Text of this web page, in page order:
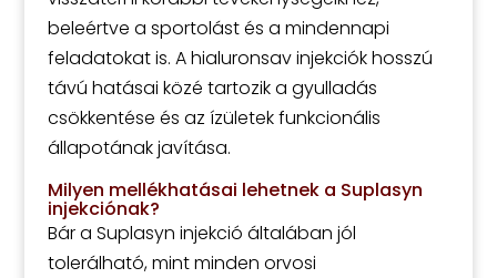
beleértve a sportolást és a mindennapi
feladatokat is. A hialuronsav injekciók hosszú
távú hatásai közé tartozik a gyulladás
csökkentése és az ízületek funkcionális
állapotának javítása.
Milyen mellékhatásai lehetnek a Suplasyn
injekciónak?
Bár a Suplasyn injekció általában jól
tolerálható, mint minden orvosi